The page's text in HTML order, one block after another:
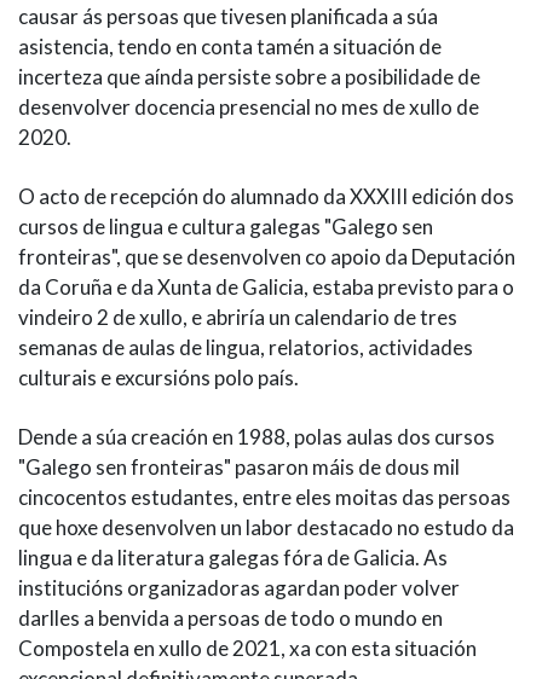
causar ás persoas que tivesen planificada a súa
asistencia, tendo en conta tamén a situación de
incerteza que aínda persiste sobre a posibilidade de
desenvolver docencia presencial no mes de xullo de
2020.
O acto de recepción do alumnado da XXXIII edición dos
cursos de lingua e cultura galegas "Galego sen
fronteiras", que se desenvolven co apoio da Deputación
da Coruña e da Xunta de Galicia, estaba previsto para o
vindeiro 2 de xullo, e abriría un calendario de tres
semanas de aulas de lingua, relatorios, actividades
culturais e excursións polo país.
Dende a súa creación en 1988, polas aulas dos cursos
"Galego sen fronteiras" pasaron máis de dous mil
cincocentos estudantes, entre eles moitas das persoas
que hoxe desenvolven un labor destacado no estudo da
lingua e da literatura galegas fóra de Galicia. As
institucións organizadoras agardan poder volver
darlles a benvida a persoas de todo o mundo en
Compostela en xullo de 2021, xa con esta situación